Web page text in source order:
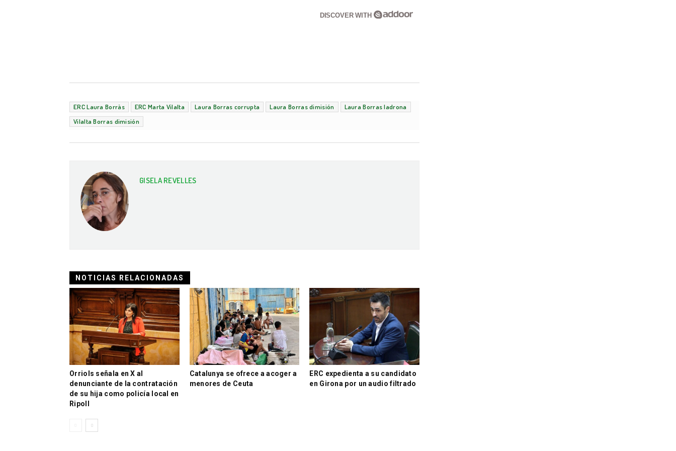
DISCOVER WITH
ERC Laura Borràs ERC Marta Vilalta Laura Borras corrupta Laura Borras dimisión
Laura Borras ladrona
Vilalta Borras dimisión
GISELA REVELLES
NOTICIAS RELACIONADAS
Orriols señala en X al
denunciante de la contratación
de su hija como policía local en
Ripoll
Catalunya se ofrece a acoger a
menores de Ceuta
ERC expedienta a su candidato
en Girona por un audio filtrado